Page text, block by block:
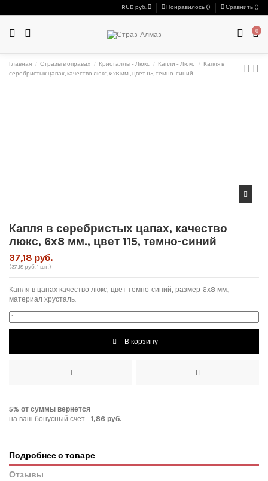
RUB руб. Понравилось () Сравнить ()
0
Главная Стразы в оправах Кристаллы - Люкс Капли - Люкс
Капля в
серебристых цапах, качество люкс, 6х8 мм., цвет 115, темно-синий
Капля в серебристых цапах, качество
люкс, 6х8 мм., цвет 115, темно-синий
37,18 руб.
(37,18 руб. 1 шт.)
Капля в цапах качество люкс, цвет темно-синий, размер 6х8 мм.,
материал хрусталь.
В корзину
5% от суммы вернется
на ваш бонусный счет - 1,86 руб.
Подробнее о товаре
Отзывы